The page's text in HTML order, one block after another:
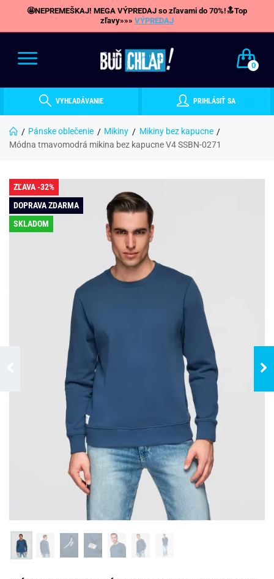
🤩NEPREMEŠKAJ! MEGA VÝPREDAJ so zľavami do 70%!🔝Top
zľavy»»» VÝPREDAJ
0
VYHĽADÁVANIE PRIHLÁSIŤ SA
Pánske oblečenie Mikiny
Mikiny bez kapucne
Módna tmavomodrá mikina bez kapucne V4 SSBN-0271
ZĽAVA -32%
DOPRAVA ZDARMA
SKLADOM